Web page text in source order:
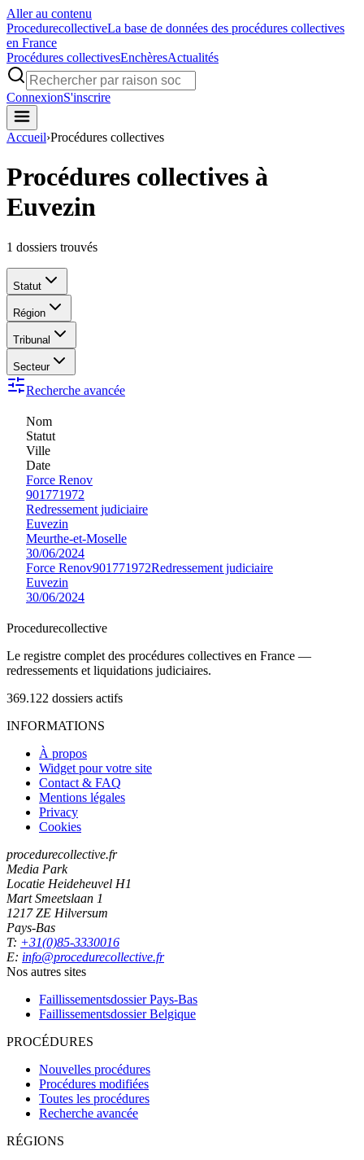
Aller au contenu
ProcedurecollectiveLa base de données des procédures collectives
en France
Procédures collectivesEnchèresActualités
ConnexionS'inscrire
Accueil›Procédures collectives
Procédures collectives à
Euvezin
1 dossiers trouvés
Statut
Région
Tribunal
Secteur
Recherche avancée
Nom
Statut
Ville
Date
Force Renov
901771972
Redressement judiciaire
Euvezin
Meurthe-et-Moselle
30/06/2024
Force Renov901771972Redressement judiciaire
Euvezin
30/06/2024
Procedurecollective
Le registre complet des procédures collectives en France —
redressements et liquidations judiciaires.
369.122 dossiers actifs
INFORMATIONS
À propos
Widget pour votre site
Contact & FAQ
Mentions légales
Privacy
Cookies
procedurecollective.fr
Media Park
Locatie Heideheuvel H1
Mart Smeetslaan 1
1217 ZE Hilversum
Pays-Bas
T: +31(0)85-3330016
E: info@procedurecollective.fr
Nos autres sites
Faillissementsdossier Pays-Bas
Faillissementsdossier Belgique
PROCÉDURES
Nouvelles procédures
Procédures modifiées
Toutes les procédures
Recherche avancée
RÉGIONS